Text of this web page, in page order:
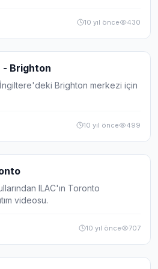
10 yıl önce 430
- Brighton
Brighton merkezi için
10 yıl önce 499
ILAC'ın Toronto
videosu.
10 yıl önce 707